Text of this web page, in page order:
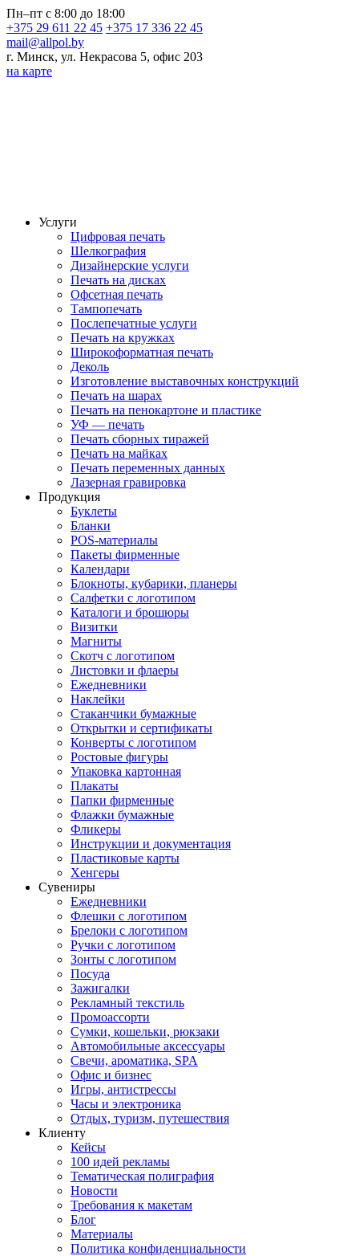
Пн–пт с 8:00 до 18:00
+375 29 611 22 45 +375 17 336 22 45
mail@allpol.by
г. Минск, ул. Некрасова 5, офис 203
на карте
Услуги
Цифровая печать
Шелкография
Дизайнерские услуги
Печать на дисках
Офсетная печать
Тампопечать
Послепечатные услуги
Печать на кружках
Широкоформатная печать
Деколь
Изготовление выставочных конструкций
Печать на шарах
Печать на пенокартоне и пластике
УФ — печать
Печать сборных тиражей
Печать на майках
Печать переменных данных
Лазерная гравировка
Продукция
Буклеты
Бланки
POS-материалы
Пакеты фирменные
Календари
Блокноты, кубарики, планеры
Салфетки с логотипом
Каталоги и брошюры
Визитки
Магниты
Скотч с логотипом
Листовки и флаеры
Ежедневники
Наклейки
Стаканчики бумажные
Открытки и сертификаты
Конверты с логотипом
Ростовые фигуры
Упаковка картонная
Плакаты
Папки фирменные
Флажки бумажные
Фликеры
Инструкции и документация
Пластиковые карты
Хенгеры
Сувениры
Ежедневники
Флешки с логотипом
Брелоки с логотипом
Ручки с логотипом
Зонты с логотипом
Посуда
Зажигалки
Рекламный текстиль
Промоассорти
Сумки, кошельки, рюкзаки
Автомобильные аксессуары
Свечи, ароматика, SPA
Офис и бизнес
Игры, антистрессы
Часы и электроника
Отдых, туризм, путешествия
Клиенту
Кейсы
100 идей рекламы
Тематическая полиграфия
Новости
Требования к макетам
Блог
Материалы
Политика конфиденциальности